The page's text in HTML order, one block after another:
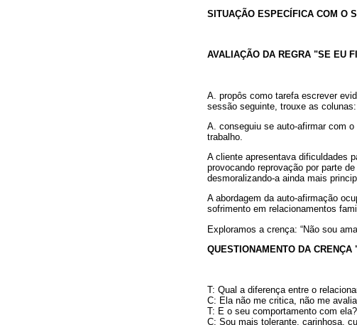
SITUAÇÃO ESPECÍFICA COM O
AVALIAÇÃO DA REGRA "SE EU
A. propôs como tarefa escrever
sessão seguinte, trouxe as colunas:
A. conseguiu se auto-afirmar com
trabalho.
A cliente apresentava dificuldades
provocando reprovação por parte
desmoralizando-a ainda mais
A abordagem da auto-afirmação
sofrimento em relacionamentos
Exploramos a crença: “Não sou
QUESTIONAMENTO DA
T: Qual a diferença entre o
C: Ela não me critica, não me
T: E o seu comportamento com ela?
C: Sou mais tolerante, carinhosa,